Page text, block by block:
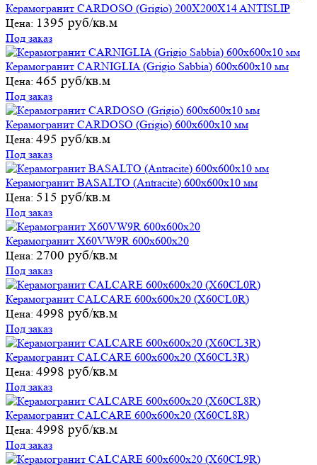
Керамогранит CARDOSO (Grigio) 200X200X14 ANTISLIP
Цена: 1395 руб/кв.м
Под заказ
Керамогранит CARNIGLIA (Grigio Sabbia) 600х600х10 мм
Цена: 465 руб/кв.м
Под заказ
Керамогранит CARDOSO (Grigio) 600х600х10 мм
Цена: 495 руб/кв.м
Под заказ
Керамогранит BASALTO (Antracite) 600х600х10 мм
Цена: 515 руб/кв.м
Под заказ
Керамогранит Х60VW9R 600х600х20
Цена: 2700 руб/кв.м
Под заказ
Керамогранит CALCARE 600х600х20 (X60CL0R)
Цена: 4998 руб/кв.м
Под заказ
Керамогранит CALCARE 600х600х20 (X60CL3R)
Цена: 4998 руб/кв.м
Под заказ
Керамогранит CALCARE 600х600х20 (X60CL8R)
Цена: 4998 руб/кв.м
Под заказ